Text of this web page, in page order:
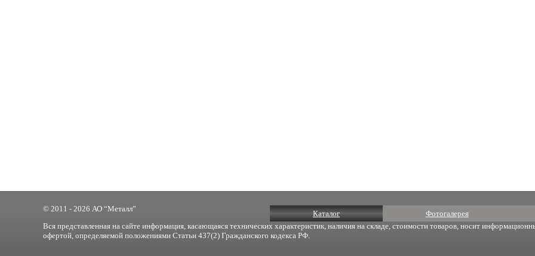
Каталог Фотогалерея
© 2011 - 2026 АО “Металл”
Вся представленная на сайте информация, касающаяся технических характеристик, наличия на складе, стоимости товаров, носит
офертой, определяемой положениями Статьи 437(2) Гражданского кодекса РФ.